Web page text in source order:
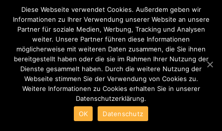
Konditionen
91%
Transparenz
90%
Sicherheit
Es hieß kostenlose Bargeldabhebung in ganz
Deutschland aber das scheint so nicht ganz zu
stimmen…? Habe letztes Mal versucht Geld
abzuheben aber die Karte hat nicht funktoniert!
Diese Webseite verwendet Cookies. Außerdem geben wir
Informationen zu Ihrer Verwendung unserer Website an unsere
Partner für soziale Medien, Werbung, Tracking und Analysen
weiter. Unsere Partner führen diese Informationen
möglicherweise mit weiteren Daten zusammen, die Sie ihnen
bereitgestellt haben oder die sie im Rahmen Ihrer Nutzung der
Dienste gesammelt haben. Durch die weitere Nutzung der
Webseite stimmen Sie der Verwendung von Cookies zu.
Weitere Informationen zu Cookies erhalten Sie in unserer
Datenschutzerklärung.
OK
Datenschutz